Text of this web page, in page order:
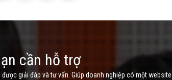
cần hỗ trợ
giải đáp và tư vấn. Giúp doanh nghiệp có một